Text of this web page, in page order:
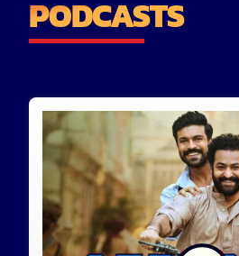
PODCASTS